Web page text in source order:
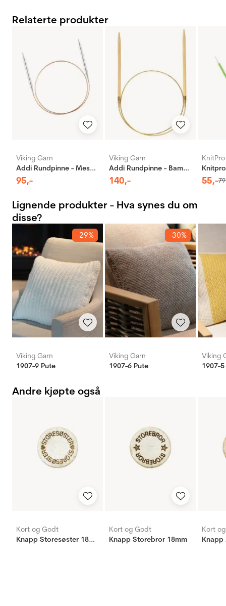
Relaterte produkter
Viking Garn
Addi Rundpinne - Messing
95,-
Viking Garn
Addi Rundpinne - Bambus
140,-
KnitPro
55,-79
Lignende produkter - Hva synes du om
disse?
-29%
Viking Garn
1907-9 Pute
-30%
Viking Garn
1907-6 Pute
Viking
1907-
Andre kjøpte også
Kort og Godt
Knapp Storesøster 18mm
Kort og Godt
Knapp Storebror 18mm
Kort
Knapp